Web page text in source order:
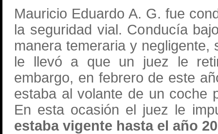
Mauricio Eduardo A. G. fue
la seguridad vial. Conducía
manera temeraria y
le llevó a que un juez le
embargo, en febrero de este
estaba al volante de un coche
En esta ocasión el juez le
estaba vigente hasta el año